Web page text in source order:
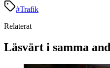
#Trafik
Relaterat
Läsvärt i samma